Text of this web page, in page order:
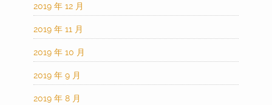
2019 年 12 月
2019 年 11 月
2019 年 10 月
2019 年 9 月
2019 年 8 月